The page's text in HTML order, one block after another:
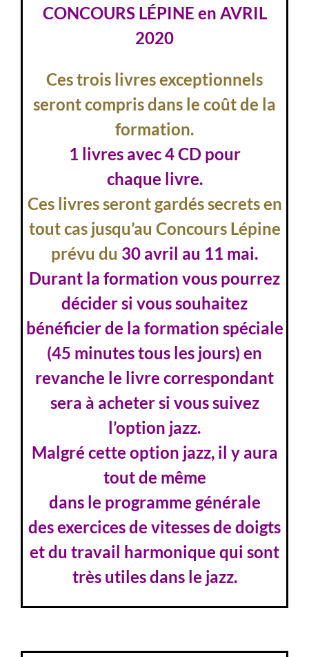
CONCOURS LÉPINE en AVRIL
2020
Ces trois livres exceptionnels
seront compris dans le coût de la
formation.
1 livres avec 4 CD pour
chaque livre.
Ces livres seront gardés secrets en
tout cas jusqu’au Concours Lépine
prévu du 30 avril au 11 mai.
Durant la formation vous pourrez
décider si vous souhaitez
bénéficier de la formation spéciale
(45 minutes tous les jours) en
revanche le livre correspondant
sera à acheter si vous suivez
l’option jazz.
Malgré cette option jazz, il y aura
tout de même
dans le programme générale
des exercices de vitesses de doigts
et du travail harmonique qui sont
très utiles dans le jazz.